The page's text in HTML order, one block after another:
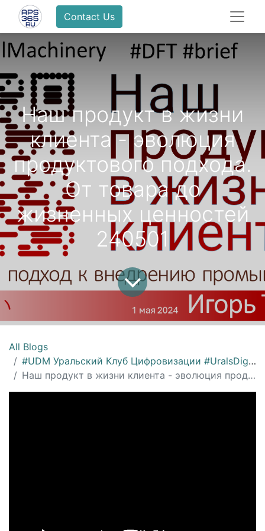
Contact Us
Наш продукт в жизни
клиента - эволюция
продуктового подхода.
От товара до
жизненных ценностей
240501
All Blogs
#UDM Уральский Клуб Цифровизации #UralsDigitalMachinery
Наш продукт в жизни клиента - эволюция продуктового подхода. От товара до жизненных ценностей 240501